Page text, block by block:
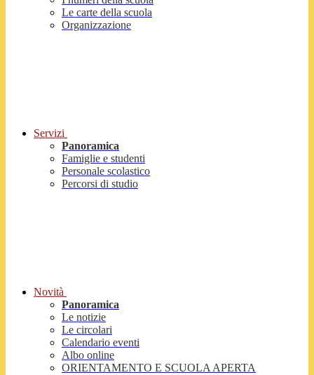
Le carte della scuola
Organizzazione
Servizi
Panoramica
Famiglie e studenti
Personale scolastico
Percorsi di studio
Novità
Panoramica
Le notizie
Le circolari
Calendario eventi
Albo online
ORIENTAMENTO E SCUOLA APERTA